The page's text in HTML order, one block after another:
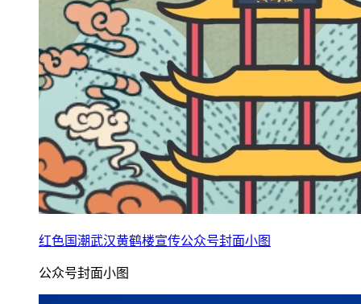
红色国潮武汉黄鹤楼宣传公众号封面小图
公众号封面小图